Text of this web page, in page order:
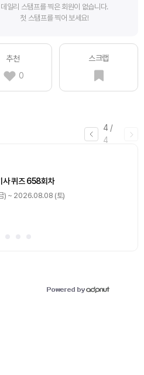
데일리 스탬프를 찍은 회원이 없습니다.
첫 스탬프를 찍어 보세요!
추천
0
스크랩
4 /
4
사 퀴즈 658회차
) ~ 2026.08.08 (토)